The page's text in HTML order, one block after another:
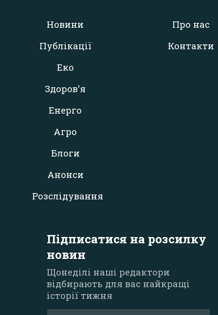
Новини
Публікації
Еко
Здоров'я
Енерго
Агро
Блоги
Анонси
Розслідування
Про нас
Контакти
Підписатися на розсилку
новин
Щонеділі наші редактори
відбирають для вас найкращі
історії тижня